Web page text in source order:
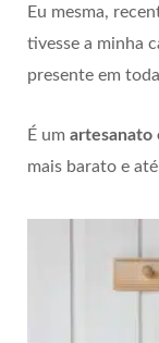
Eu mesma,
tivesse a minha
presente em
É um artesanato
mais barato e